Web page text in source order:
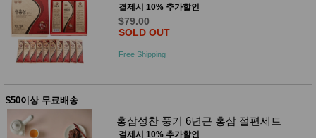
결제시 10% 추가할인
$79.00
SOLD OUT
Free Shipping
$50이상 무료배송
홍삼성찬 풍기 6년근 홍삼 절편세트
결제시 10% 추가할인